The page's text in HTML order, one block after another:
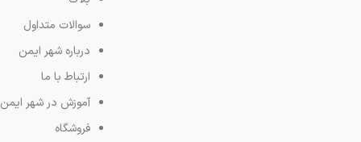
سوالات متداول
درباره شهر ایمن
ارتباط با ما
آموزش در شهر ایمن
فروشگاه